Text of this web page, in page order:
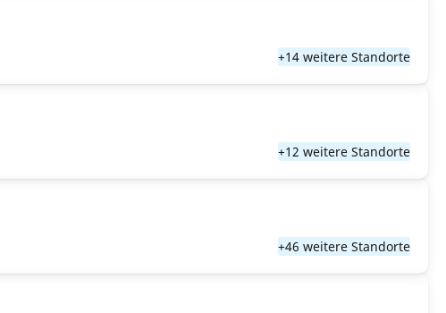
+14 weitere Standorte
+12 weitere Standorte
+46 weitere Standorte